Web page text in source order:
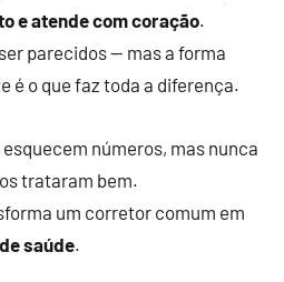
e atende com coração.
parecidos — mas a forma
é o que faz toda a diferença.
números, mas nunca
trataram bem.
um corretor comum em
saúde.